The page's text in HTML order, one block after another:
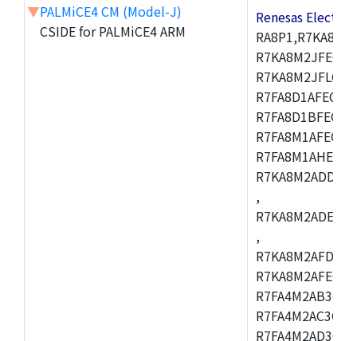
▼PALMiCE4 CM (Model-J)
CSIDE for PALMiCE4 ARM
Renesas
,
,